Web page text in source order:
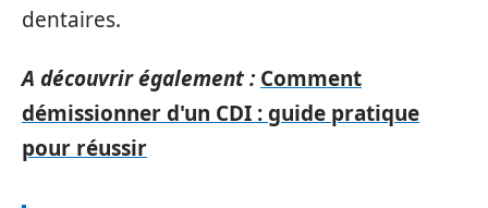
dentaires.
A découvrir également : Comment
démissionner d'un CDI : guide pratique
pour réussir